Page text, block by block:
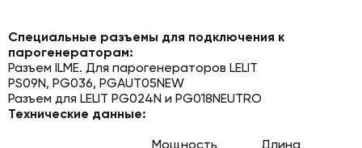
Специальные разъемы для подключения к
парогенераторам:
Разъем ILME. Для парогенераторов LELIT
PS09N, PG036, PGAUT05NEW
Разъем для LELIT PG024N и PG018NEUTRO
Технические данные:
Мощность
Длина